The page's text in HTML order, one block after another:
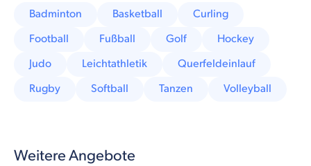
Badminton Basketball
Curling
Football
Fußball Golf
Hockey
Judo
Leichtathletik
Querfeldeinlauf
Rugby
Softball Tanzen Volleyball
Weitere Angebote